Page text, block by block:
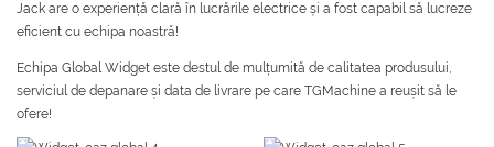
Jack are o experiență clară în lucrările electrice și a fost capabil să lucreze
eficient cu echipa noastră!
Echipa Global Widget este destul de mulțumită de calitatea produsului,
serviciul de depanare și data de livrare pe care TGMachine a reușit să le
ofere!